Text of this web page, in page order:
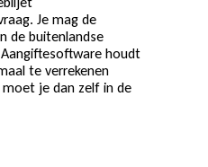
Je mag de
de buitenlandse
houdt
te verrekenen
je dan zelf in de